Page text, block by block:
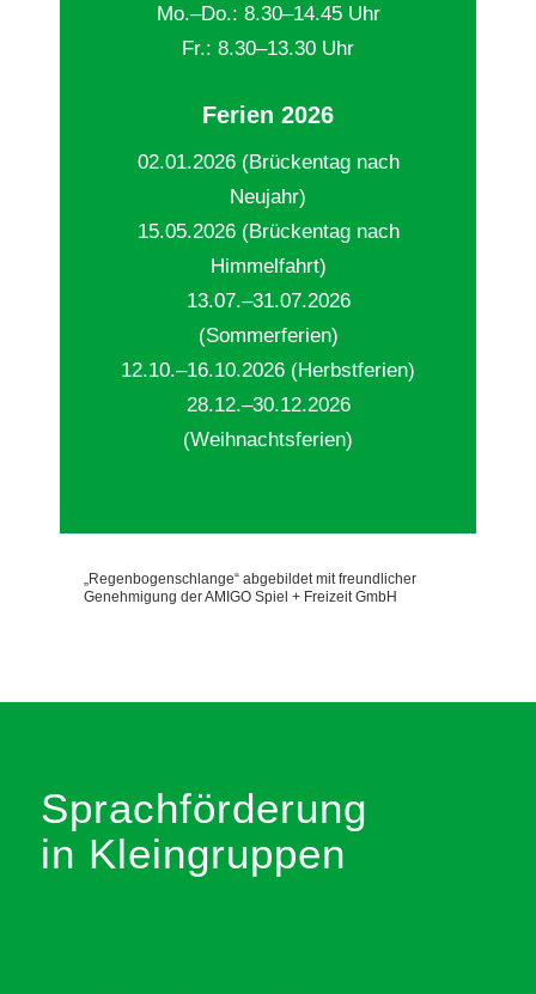
Mo.–Do.: 8.30–14.45 Uhr
Fr.: 8.30–13.30 Uhr
Ferien 2026
02.01.2026 (Brückentag nach
Neujahr)
15.05.2026 (Brückentag nach
Himmelfahrt)
13.07.–31.07.2026
(Sommerferien)
12.10.–16.10.2026 (Herbstferien)
28.12.–30.12.2026
(Weihnachtsferien)
„Regenbogenschlange“ abgebildet mit freundlicher
Genehmigung der AMIGO Spiel + Freizeit GmbH
Sprach­förderung
in Klein­gruppen